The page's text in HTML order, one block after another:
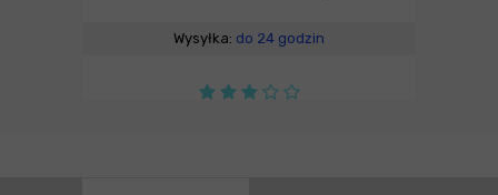
Wysyłka: do 24 godzin